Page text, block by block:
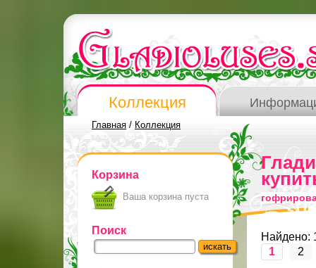
Коллекция
Главная / Коллекция
Корзина
Ваша корзина пуста
Поиск
Найдено:
1
2